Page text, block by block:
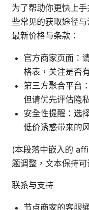
为了帮助你更快上
些常见的获取途径
最新价格与条款：
官方商家页面：
格表，关注是否
第三方聚合平台
但请优先评估隐
安全性提醒：选
低价诱惑带来的
(本段落中嵌入的
题调整，文本保持
联系与支持
节点商家的客服